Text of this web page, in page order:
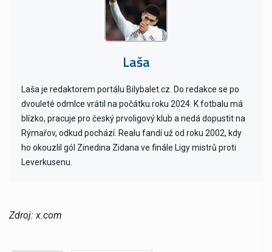
Laša
Laša je redaktorem portálu Bilybalet.cz. Do redakce se po
dvouleté odmlce vrátil na počátku roku 2024. K fotbalu má
blízko, pracuje pro český prvoligový klub a nedá dopustit na
Rýmařov, odkud pochází. Realu fandí už od roku 2002, kdy
ho okouzlil gól Zinedina Zidana ve finále Ligy mistrů proti
Leverkusenu.
Zdroj: x.com